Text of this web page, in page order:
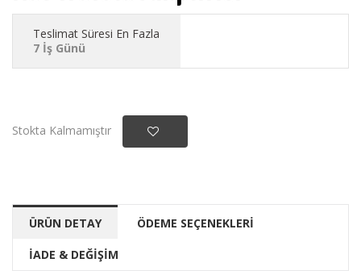
Teslimat Süresi En Fazla
7 İş Günü
Stokta Kalmamıştır
ÜRÜN DETAY ÖDEME SEÇENEKLERİ
İADE & DEĞİŞİM